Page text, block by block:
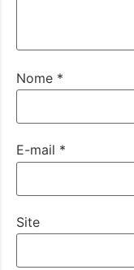
Nome *
E-mail *
Site